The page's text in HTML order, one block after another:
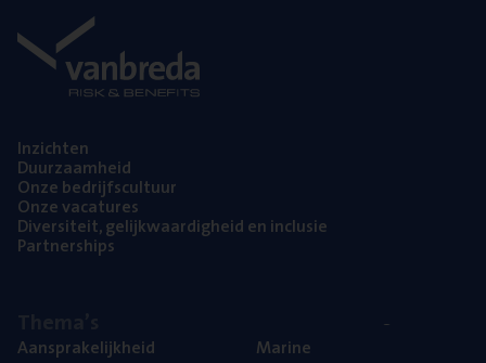
Inzich­ten
Duur­zaam­heid
Onze bedrijfs­cul­tuur
Onze vaca­tu­res
Diver­si­teit, gelijk­waar­dig­heid en inclusie
Part­ner­ships
Aan­spra­ke­lijk­heid
Mari­ne